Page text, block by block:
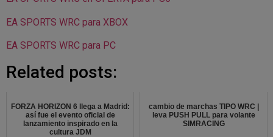
EA SPORTS WRC para XBOX
EA SPORTS WRC para PC
Related posts:
FORZA HORIZON 6 llega a Madrid:
así fue el evento oficial de
lanzamiento inspirado en la
cultura JDM
cambio de marchas TIPO WRC |
leva PUSH PULL para volante
SIMRACING